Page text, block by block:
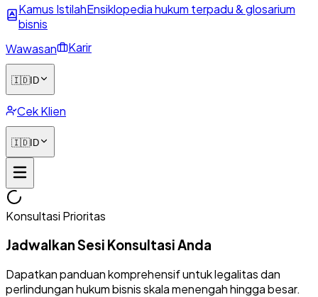
Kamus IstilahEnsiklopedia hukum terpadu & glosarium
bisnis
Wawasan
Karir
🇮🇩ID
Cek Klien
🇮🇩ID
Konsultasi Prioritas
Jadwalkan Sesi Konsultasi Anda
Dapatkan panduan komprehensif untuk legalitas dan
perlindungan hukum bisnis skala menengah hingga besar.